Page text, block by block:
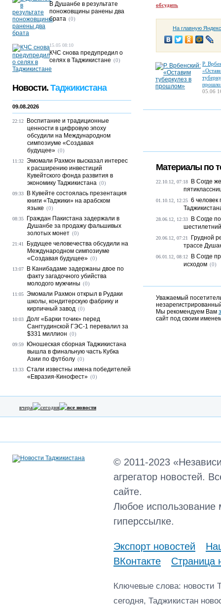
обсудить
На главную
Р.
05.06
Материалы по
22.10.12, 07:18
В Согде
01.10.12, 12:25 6 человек
28.06.12, 12:33
В Согде
20.06.12, 07:21
Грудной
трассе
06.01.12, 08:12
В Согде
исходом (0)
Уважаемый
Мы рекомендуем Вам
сайт под своим
В Душанбе в результате
поножовщины ранены два
брата (0)
15.05 08:10
КЧС снова предупредил о
селях в Таджикистане (0)
Новости. Таджикистана
09.08.2026
22:12
Воспитание и традиционные
ценности в цифровую эпоху
обсудили на Международном
симпозиуме «Создавая
будущее» (0)
11:32 Эмомали Рахмон высказал интерес
к расширению инвестиций
Кувейтского фонда развития в
экономику Таджикистана (0)
09:33
В Кувейте состоялась презентация
книги «Таджики» на арабском
языке (0)
08:35
Граждан Пакистана задержали в
Душанбе за продажу фальшивых
золотых монет (0)
21:41
Будущее человечества обсудили на
Международном симпозиуме
«Создавая будущее» (0)
13:07
В Канибадаме задержаны двое по
факту загадочного убийства
молодого мужчины (0)
11:05 Эмомали Рахмон открыл в Рудаки
школы, кондитерскую фабрику и
кирпичный завод (0)
10:03 Долг «Барки точик» перед
Сангтудинской ГЭС-1 перевалил за
$331 миллион (0)
09:59
Юношеская сборная Таджикистана
вышла в финальную часть Кубка
Азии по футболу (0)
13:33 Стали известны имена победителей
«Евразия-Кинофест» (0)
вчера сегодня все новости
© 2011-2023
агрегатор новостей.
сайте.
Любое использование
гиперссылке.
Экспорт новостей
ВКонтакте
Страница
Ключевые слова: новости
сегодня, Таджикистан